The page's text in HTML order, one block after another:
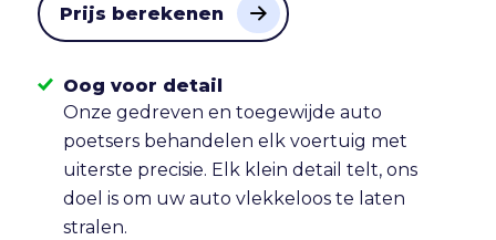
Prijs berekenen
Oog voor detail
Onze gedreven en toegewijde auto
poetsers behandelen elk voertuig met
uiterste precisie. Elk klein detail telt, ons
doel is om uw auto vlekkeloos te laten
stralen.